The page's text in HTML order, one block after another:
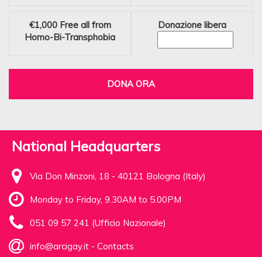
€1,000 Free all from
Homo-Bi-Transphobia
Donazione libera
DONA ORA
National Headquarters
Via Don Minzoni, 18 - 40121 Bologna (Italy)
Monday to Friday, 9.30AM to 5.00PM
051 09 57 241 (Ufficio Nazionale)
info@arcigay.it - Contacts